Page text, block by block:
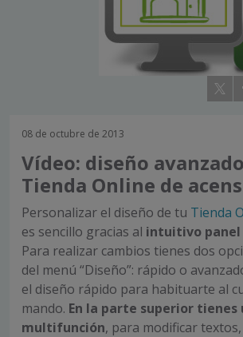
08 de octubre de 2013
Vídeo: diseño
Tienda Online de acens
Personalizar el diseño de tu Tienda
es sencillo gracias al intuitivo panel
Para realizar cambios tienes dos
del menú “Diseño”: rápido o
el diseño rápido para habituarte al
mando. En la parte superior tienes
multifunción, para modificar